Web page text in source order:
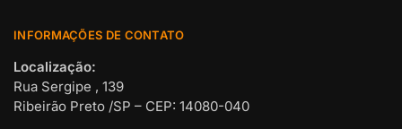
INFORMAÇÕES DE CONTATO
Localização:
Rua Sergipe , 139
Ribeirão Preto /SP – CEP: 14080-040